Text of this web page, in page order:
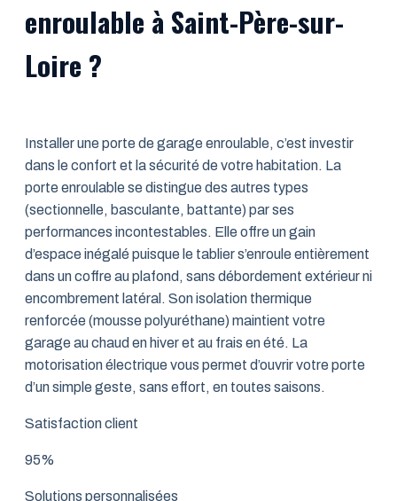
enroulable à Saint-Père-sur-
Loire ?
Installer une porte de garage enroulable, c’est investir
dans le confort et la sécurité de votre habitation. La
porte enroulable se distingue des autres types
(sectionnelle, basculante, battante) par ses
performances incontestables. Elle offre un gain
d’espace inégalé puisque le tablier s’enroule entièrement
dans un coffre au plafond, sans débordement extérieur ni
encombrement latéral. Son isolation thermique
renforcée (mousse polyuréthane) maintient votre
garage au chaud en hiver et au frais en été. La
motorisation électrique vous permet d’ouvrir votre porte
d’un simple geste, sans effort, en toutes saisons.
Satisfaction client
95%
Solutions personnalisées